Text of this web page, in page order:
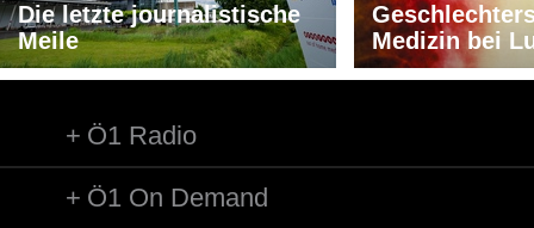
Die letzte journalistische
Meile
Medizin bei
Ö1 Radio
Ö1 On Demand